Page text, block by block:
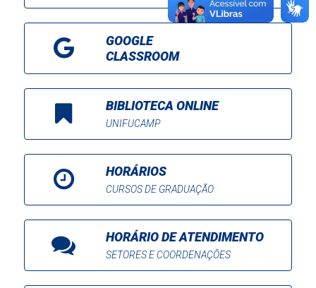
GOOGLE
CLASSROOM
BIBLIOTECA ONLINE
UNIFUCAMP
HORÁRIOS
CURSOS DE GRADUAÇÃO
HORÁRIO DE ATENDIMENTO
SETORES E COORDENAÇÕES